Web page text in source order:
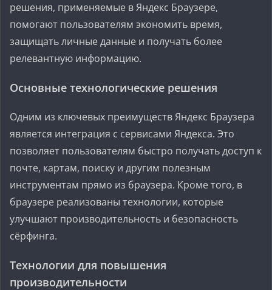
решения, применяемые в Яндекс Браузере,
помогают пользователям экономить время,
защищать личные данные и получать более
релевантную информацию.
Основные технологические решения
Одним из ключевых преимуществ Яндекс Браузера
является интеграция с сервисами Яндекса. Это
позволяет пользователям быстро получать доступ к
почте, картам, поиску и другим полезным
инструментам прямо из браузера. Кроме того, в
браузере реализованы технологии, которые
улучшают производительность и безопасность
сёрфинга.
Технологии для повышения
производительности